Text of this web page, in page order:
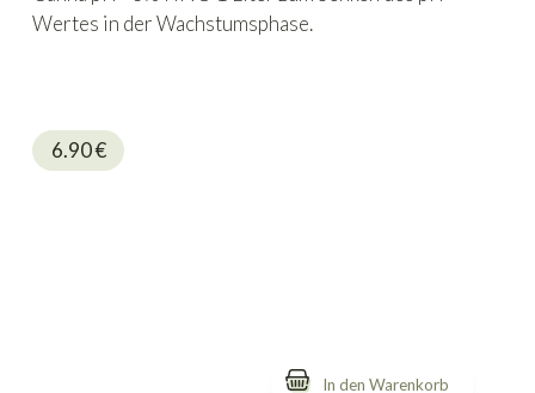
Wertes in der Wachstumsphase.
6.90€